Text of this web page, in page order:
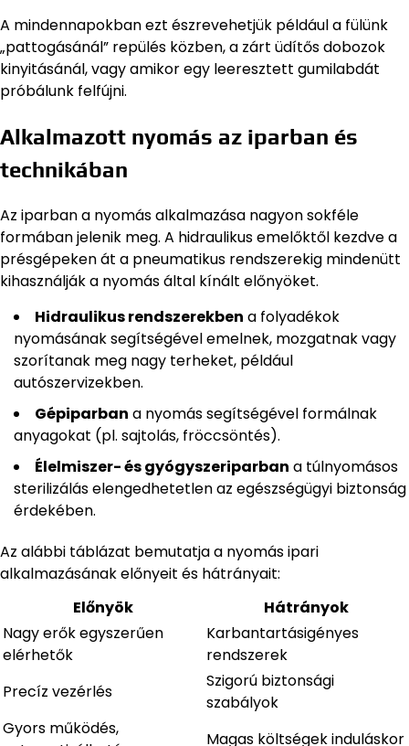
A mindennapokban ezt észrevehetjük például a fülünk
„pattogásánál” repülés közben, a zárt üdítős dobozok
kinyitásánál, vagy amikor egy leeresztett gumilabdát
próbálunk felfújni.
Alkalmazott nyomás az iparban és
technikában
Az iparban a nyomás alkalmazása nagyon sokféle
formában jelenik meg. A hidraulikus emelőktől kezdve a
présgépeken át a pneumatikus rendszerekig mindenütt
kihasználják a nyomás által kínált előnyöket.
Hidraulikus rendszerekben a folyadékok
nyomásának segítségével emelnek, mozgatnak vagy
szorítanak meg nagy terheket, például
autószervizekben.
Gépiparban a nyomás segítségével formálnak
anyagokat (pl. sajtolás, fröccsöntés).
Élelmiszer- és gyógyszeriparban a túlnyomásos
sterilizálás elengedhetetlen az egészségügyi biztonság
érdekében.
Az alábbi táblázat bemutatja a nyomás ipari
alkalmazásának előnyeit és hátrányait:
Előnyök
Hátrányok
Nagy erők egyszerűen
elérhetők
Karbantartásigényes
rendszerek
Precíz vezérlés
Szigorú biztonsági
szabályok
Gyors működés,
Magas költségek induláskor